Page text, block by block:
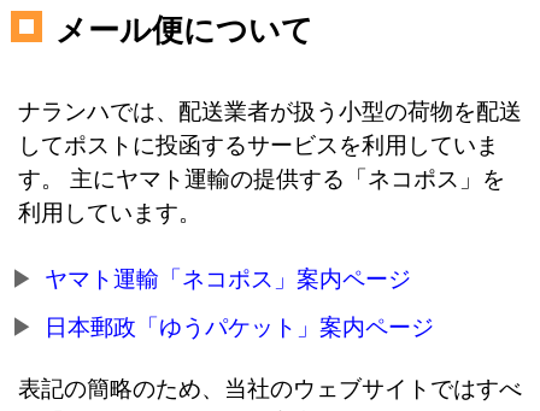
メール便について
ナランハでは、配送業者が扱う小型の荷物を配送
してポストに投函するサービスを利用していま
す。 主にヤマト運輸の提供する「ネコポス」を
利用しています。
ヤマト運輸「ネコポス」案内ページ
日本郵政「ゆうパケット」案内ページ
表記の簡略のため、当社のウェブサイトではすべ